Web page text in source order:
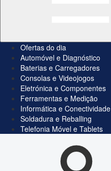
Ofertas do dia
Automóvel e Diagnóstico
Baterias e Carregadores
Consolas e Videojogos
Eletrónica e Componentes
Ferramentas e Medição
Informática e Conectividade
Soldadura e Reballing
Telefonia Móvel e Tablets